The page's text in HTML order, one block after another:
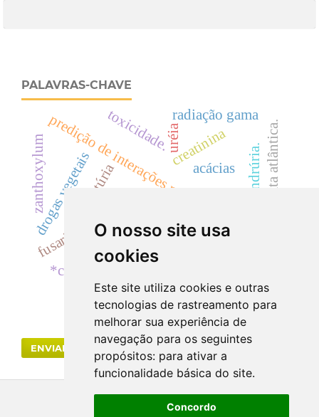
O nosso site usa
cookies
Este site utiliza cookies e outras
tecnologias de rastreamento para
melhorar sua experiência de
navegação para os seguintes
propósitos: para ativar a
funcionalidade básica do site.
Concordo
PALAVRAS-CHAVE
predição de interações moleculares
creatinina
dicksoniaceaedicksonia sellowiana
cylindrocladium
fusarium oxysporum
acácias cilindrúria.
uréia
hematúria
drogas vegetais
radiação gama
zanthoxylum
rutaceae
samambaia
mata atlântica.
*colletotrichum graminicola*
toxicidade.
cyp
ENVIAR SUBMISSÃO